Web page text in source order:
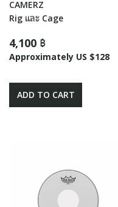
CAMERZ
Rig และ Cage
4,100 ฿
Approximately US $128
ADD TO CART